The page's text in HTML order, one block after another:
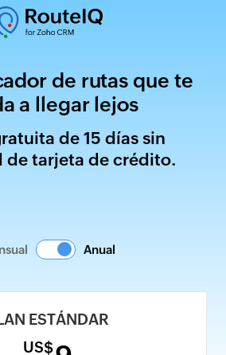
de rutas que te
a llegar lejos
de 15 días sin
de tarjeta de crédito.
Anual
ESTÁNDAR
US$